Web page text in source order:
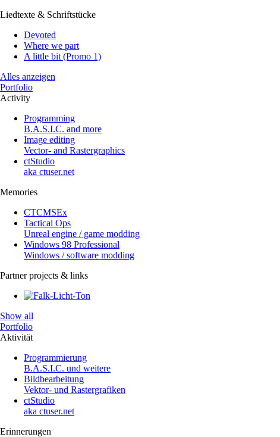
Liedtexte & Schriftstücke
Devoted
Where we part
A little bit (Promo 1)
Alles anzeigen
Portfolio
Activity
Programming
B.A.S.I.C. and more
Image editing
Vector- and Rastergraphics
ctStudio
aka ctuser.net
Memories
CTCMSEx
Tactical Ops
Unreal engine / game modding
Windows 98 Professional
Windows / software modding
Partner projects & links
Show all
Portfolio
Aktivität
Programmierung
B.A.S.I.C. und weitere
Bildbearbeitung
Vektor- und Rastergrafiken
ctStudio
aka ctuser.net
Erinnerungen